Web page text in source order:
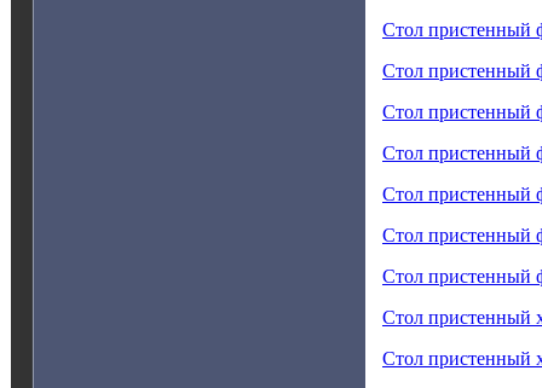
Стол пристенный
Стол пристенный
Стол пристенный
Стол пристенный
Стол пристенный
Стол пристенный
Стол пристенный
Стол пристенный
Стол пристенный